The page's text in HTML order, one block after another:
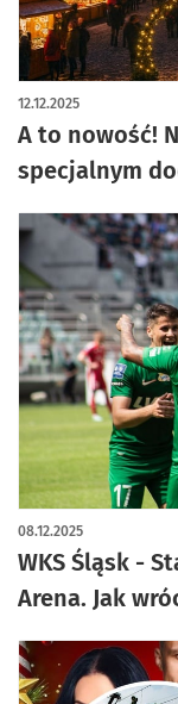
A to nowość!
specjalnym
12.12.2025
WKS Śląsk -
Arena. Jak
08.12.2025